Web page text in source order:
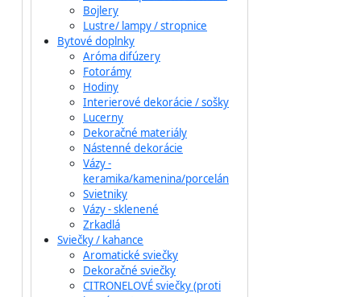
Bojlery
Lustre/ lampy / stropnice
Bytové doplnky
Aróma difúzery
Fotorámy
Hodiny
Interierové dekorácie / sošky
Lucerny
Dekoračné materiály
Nástenné dekorácie
Vázy -
keramika/kamenina/porcelán
Svietniky
Vázy - sklenené
Zrkadlá
Sviečky / kahance
Aromatické sviečky
Dekoračné sviečky
CITRONELOVÉ sviečky (proti